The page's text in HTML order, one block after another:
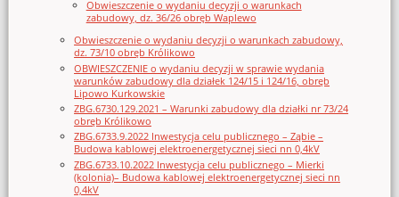
Obwieszczenie o wydaniu decyzji o warunkach
zabudowy, dz. 36/26 obręb Waplewo
Obwieszczenie o wydaniu decyzji o warunkach zabudowy,
dz. 73/10 obręb Królikowo
OBWIESZCZENIE o wydaniu decyzji w sprawie wydania
warunków zabudowy dla działek 124/15 i 124/16, obręb
Lipowo Kurkowskie
ZBG.6730.129.2021 – Warunki zabudowy dla działki nr 73/24
obręb Królikowo
ZBG.6733.9.2022 Inwestycja celu publicznego – Ząbie –
Budowa kablowej elektroenergetycznej sieci nn 0,4kV
ZBG.6733.10.2022 Inwestycja celu publicznego – Mierki
(kolonia)– Budowa kablowej elektroenergetycznej sieci nn
0,4kV